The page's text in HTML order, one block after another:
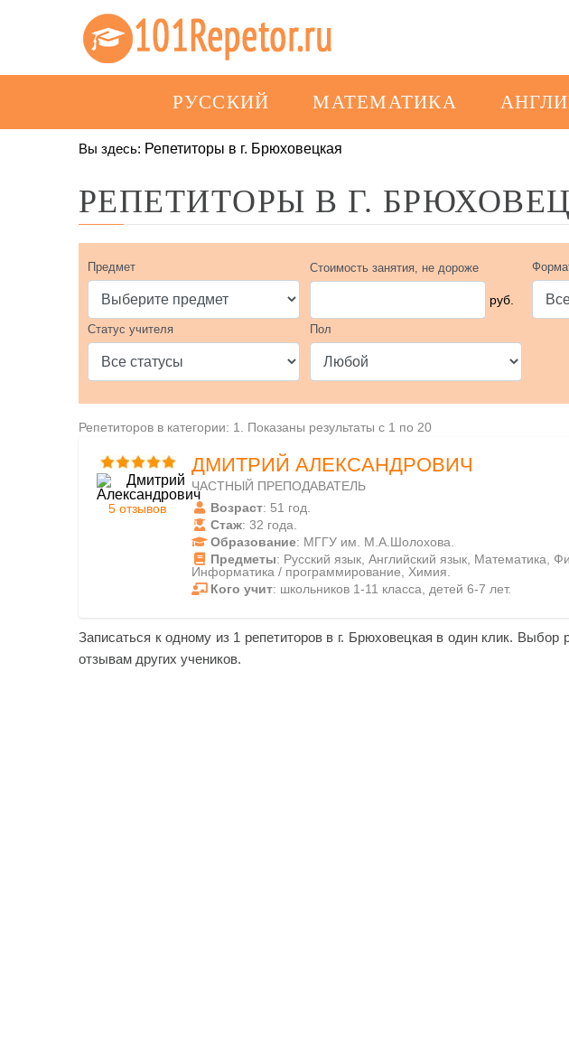
РУССКИЙ МАТЕМАТИКА
Вы здесь: Репетиторы в г. Брюховецкая
РЕПЕТИТОРЫ В Г.
Предмет Стоимость занятия, не дороже
руб.
Статус учителя Пол
Репетиторов в категории: 1. Показаны результаты с 1 по 20
5 отзывов
ДМИТРИЙ АЛЕКСАНДРОВИЧ
ЧАСТНЫЙ ПРЕПОДАВАТЕЛЬ
Возраст: 51 год.
Стаж: 32 года.
Образование: МГГУ им. М.А.Шолохова.
Предметы: Русский язык, Английский язык, Математика,
Информатика / программирование, Химия.
Кого учит: школьников 1-11 класса, детей 6-7 лет.
Записаться к одному из 1 репетиторов в г. Брюховецкая в один клик. Выбор
отзывам других учеников.